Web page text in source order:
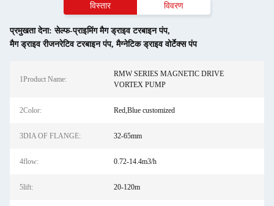
विस्तार विवरण
प्रमुखता देना:सेल्फ-प्राइमिंग मैग ड्राइव टरबाइन पंप,
मैग ड्राइव रीजनरेटिव टरबाइन पंप,मैग्नेटिक ड्राइव वोर्टेक्स पंप
1Product Name:
RMW SERIES MAGNETIC DRIVE
VORTEX PUMP
2Color: Red,Blue customized
3DIA OF FLANGE: 32-65mm
4flow: 0.72-14.4m3/h
5lift: 20-120m